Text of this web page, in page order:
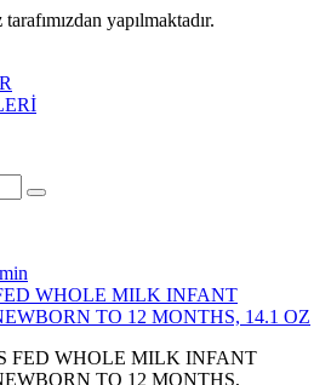
tarafımızdan yapılmaktadır.
WHOLE MILK INFANT
TO 12 MONTHS, 14.1 OZ